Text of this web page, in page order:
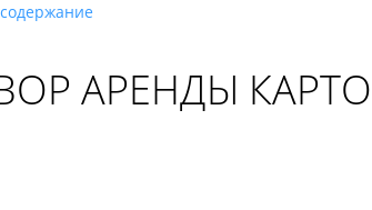
АРЕНДЫ